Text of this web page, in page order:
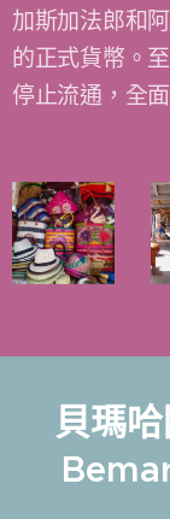
加斯加法郎和
的正式貨幣。
停止流通，全
貝瑪